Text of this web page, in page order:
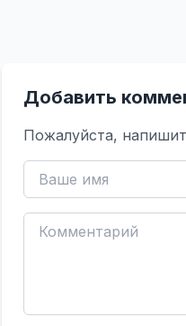
Добавить
Пожалуйста,